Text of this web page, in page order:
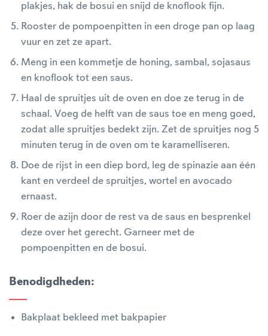
plakjes, hak de bosui en snijd de knoflook fijn.
Rooster de pompoenpitten in een droge pan op laag
vuur en zet ze apart.
Meng in een kommetje de honing, sambal, sojasaus
en knoflook tot een saus.
Haal de spruitjes uit de oven en doe ze terug in de
schaal. Voeg de helft van de saus toe en meng goed,
zodat alle spruitjes bedekt zijn. Zet de spruitjes nog 5
minuten terug in de oven om te karamelliseren.
Doe de rijst in een diep bord, leg de spinazie aan één
kant en verdeel de spruitjes, wortel en avocado
ernaast.
Roer de azijn door de rest va de saus en besprenkel
deze over het gerecht. Garneer met de
pompoenpitten en de bosui.
Benodigdheden:
Bakplaat bekleed met bakpapier